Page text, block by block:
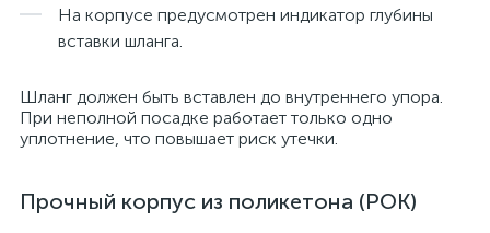
На корпусе предусмотрен индикатор глубины
вставки шланга.
Шланг должен быть вставлен до внутреннего упора.
При неполной посадке работает только одно
уплотнение, что повышает риск утечки.
Прочный корпус из поликетона (POK)